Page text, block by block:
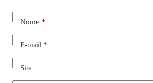
Nome*
E-mail*
Site